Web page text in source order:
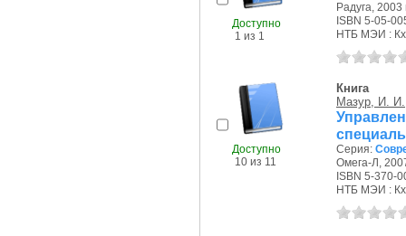
Доступно
1 из 1
Радуга, 2003
ISBN 5-05-
НТБ МЭИ : Кх
Доступно
10 из 11
Книга
Мазур, И. И.
Серия:
Омега-Л,
ISBN 5-370-
НТБ МЭИ :